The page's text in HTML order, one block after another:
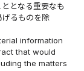
となる重要なも
るものを除
information
that would
the matters